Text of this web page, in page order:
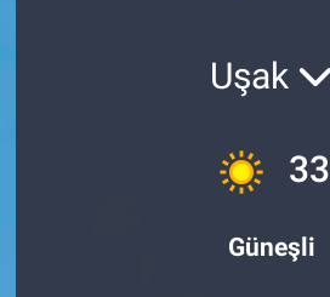
Uşak
33
Güneşli